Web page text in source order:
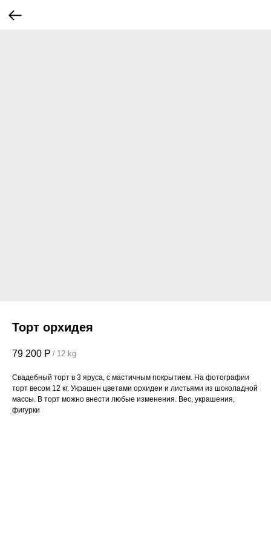
Торт орхидея
79 200 Р / 12 kg
Свадебный торт в 3 яруса, с мастичным покрытием. На фотографии
торт весом 12 кг. Украшен цветами орхидеи и листьями из шоколадной
массы. В торт можно внести любые изменения. Вес, украшения,
фигурки